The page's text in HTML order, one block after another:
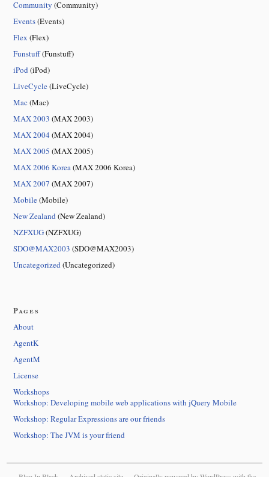
Community (Community)
Events(Events)
Flex (Flex)
Funstuff(Funstuff)
iPod(iPod)
LiveCycle(LiveCycle)
Mac (Mac)
MAX 2003 (MAX 2003)
MAX 2004 (MAX 2004)
MAX 2005 (MAX 2005)
MAX 2006 Korea(MAX 2006 Korea)
MAX 2007 (MAX 2007)
Mobile(Mobile)
New Zealand(New Zealand)
NZFXUG(NZFXUG)
SDO@MAX2003 (SDO@MAX2003)
Uncategorized(Uncategorized)
Pages
About
AgentK
AgentM
License
Workshops
Workshop: Developing mobile web applications with jQuery Mobile
Workshop: Regular Expressions are our friends
Workshop: The JVM is your friend